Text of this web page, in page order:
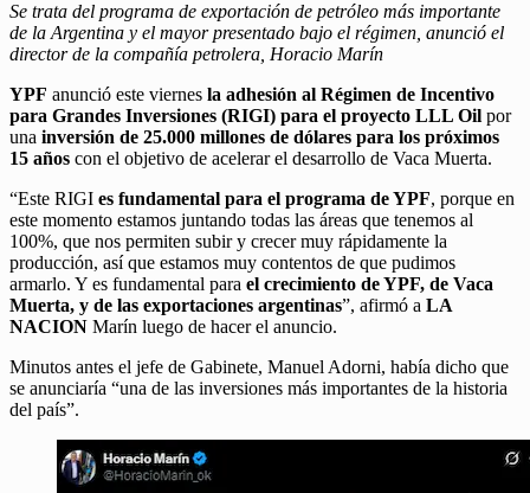
Se trata del programa de exportación de petróleo más importante
de la Argentina y el mayor presentado bajo el régimen, anunció el
director de la compañía petrolera, Horacio Marín
YPF anunció este viernes la adhesión al Régimen de Incentivo
para Grandes Inversiones (RIGI) para el proyecto LLL Oil por
una inversión de 25.000 millones de dólares para los próximos
15 años con el objetivo de acelerar el desarrollo de Vaca Muerta.
“Este RIGI es fundamental para el programa de YPF, porque en
este momento estamos juntando todas las áreas que tenemos al
100%, que nos permiten subir y crecer muy rápidamente la
producción, así que estamos muy contentos de que pudimos
armarlo. Y es fundamental para el crecimiento de YPF, de Vaca
Muerta, y de las exportaciones argentinas”, afirmó a LA
NACION Marín luego de hacer el anuncio.
Minutos antes el jefe de Gabinete, Manuel Adorni, había dicho que
se anunciaría “una de las inversiones más importantes de la historia
del país”.